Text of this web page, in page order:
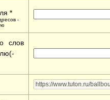
*
-
слов